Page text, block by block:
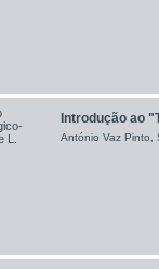
Introdução ao
António Vaz Pinto,